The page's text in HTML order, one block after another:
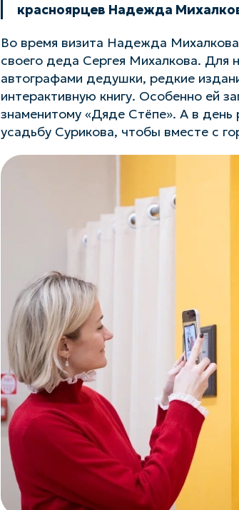
красноярцев Надежда
Во время визита Надежда
своего деда Сергея Михалкова. Для
автографами дедушки, редкие
интерактивную книгу. Особенно ей
знаменитому «Дяде Стёпе». А в
усадьбу Сурикова, чтобы вместе с